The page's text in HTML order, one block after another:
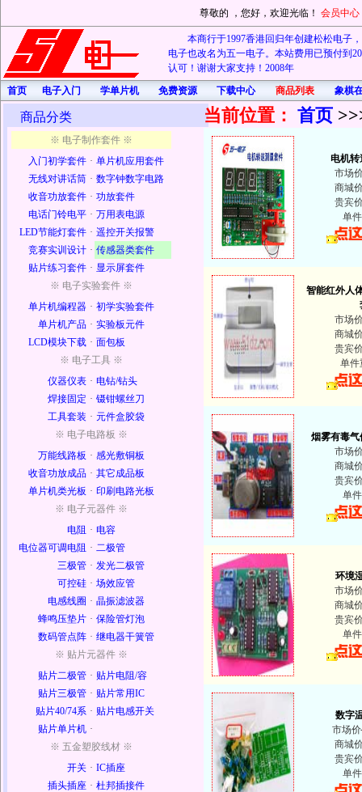
尊敬的 ，您好，欢迎光临！ 会员中心
本商行于1997香港回归年创建松松电子
电子也改名为五一电子。本站费用已预付到
认可！谢谢大家支持！2008年
首页
电子入门 学单片机 免费资源 下载中心 商品列表 象棋
商品分类
※ 电子制作套件 ※
入门初学套件 · 单片机应用套件
无线对讲话筒 · 数字钟数字电路
收音功放套件 · 功放套件
电话门铃电平 · 万用表电源
LED节能灯套件 · 遥控开关报警
竞赛实训设计 · 传感器类套件
贴片练习套件 · 显示屏套件
※ 电子实验套件 ※
单片机编程器 · 初学实验套件
单片机产品 · 实验板元件
LCD模块下载 · 面包板
※ 电子工具 ※
仪器仪表 · 电钻/钻头
焊接固定 · 镊钳螺丝刀
工具套装 · 元件盒胶袋
※ 电子电路板 ※
万能线路板 · 感光敷铜板
收音功放成品 · 其它成品板
单片机类光板 · 印刷电路光板
※ 电子元器件 ※
电阻 · 电容
电位器可调电阻 · 二极管
三极管 · 发光二极管
可控硅 · 场效应管
电感线圈 · 晶振滤波器
蜂鸣压垫片 · 保险管灯泡
数码管点阵 · 继电器干簧管
※ 贴片元器件 ※
贴片二极管 · 贴片电阻/容
贴片三极管 · 贴片常用IC
贴片40/74系 · 贴片电感开关
贴片单片机 ·
※ 五金塑胶线材 ※
开关 · IC插座
插头插座 · 杜邦插接件
当前位置： 首页
电机转
市场
商城
贵宾
单
智能红外人
市场
商城
贵宾
单件
烟雾有毒
市场
商城
贵宾
单
环境
市场
商城
贵宾
单
数字
市场价
商城
贵宾
单